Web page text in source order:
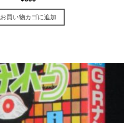
お買い物カゴに追加